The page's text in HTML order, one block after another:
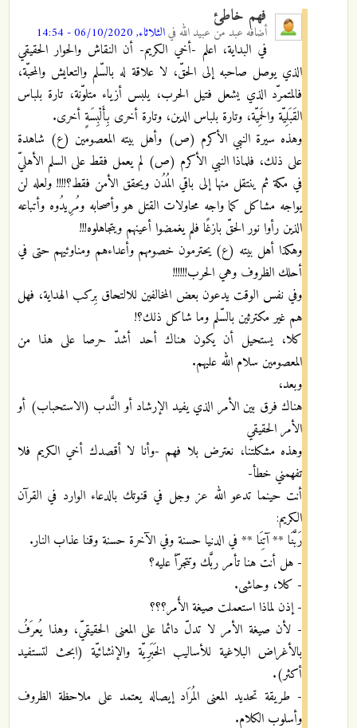
فهم خاطئ
أضافه عبد من عبيد اللهفيالثلاثاء, 06/10/2020 - 14:54
في البداية، اعلم -أخي الكريم- أن النقاش والحوار الحقيقي
الذي يوصل صاحبه إلى الحقّ، لا علاقة له بالسّلم والتعايش والمحبّة،
فالمتمرّد الذي يشعل فتيل الحرب، يلبس أزياء متلوّنة، تارة بلباس
القَبَلِيّة والحَمِيّة، وتارة بلباس الدين، وتارة أخرى بِأَلْبِسَةٍ أخرى.
وهذه سيرة النبي الأكرم (ص) وأهل بيته المعصومين (ع) شاهدة
على ذلك، فلماذا النبي الأكرم (ص) لم يعمل فقط على السلم الأهليّ
في مكة ثم ينتقل منها إلى باقي المُدُن ويحقق الأمن فقط؟!!!! ولعله لن
يواجه مشاكل كما واجه محاولات القتل هو وأصحابه ومُرِيدُوه وأتباعه
الذين رأوا نور الحقّ بازغًا فلم يغمضوا أعينهم ويتجاهلوه!!!
وهكذا أهل بيته (ع) يحترمون خصومهم وأعداءهم ومناوئيهم حتى في
أحلك الظروف وهي الحرب!!!!!!
وفي نفس الوقت يدعون بعض المخالفين للالتحاق بِركب الهداية، فهل
هم غير مكترثين بالسّلم وما شاكل ذلك؟!
كلا، يستحيل أن يكون هناك أحد أشدّ حرصا على هذا من
المعصومين سلام الله عليهم.
وبعد،
هناك فرق بين الأمر الذي يفيد الإرشاد أو النَّدب (الاستحباب) أو
الأمر الحقيقي
وهذه مشكلتنا، نعترض بلا فهم -وأنا لا أقصدك أخي الكريم فلا
تفهمني خطأ-
أنت حينما تدعو الله عز وجل في قنوتك بالدعاء الوارد في القرآن
الكريم:
رَبَّنَا ** آتِنَا ** في الدنيا حسنة وفي الآخرة حسنة وقنا عذاب النار.
- هل أنت هنا تأمر ربَّك وتتجرّأ عليه؟
- كلا، وحاشى.
- إذن لماذا استعملت صيغة الأَمر؟؟؟
- لأن صيغة الأمر لا تدلّ دائما على المعنى الحقيقيّ، وهذا يُعرَفُ
بالأغراض البلاغية للأساليب الخَبَرِيّة والإنشائيّة (ابحث لتستفيد
أكثر).
- طريقة تحديد المعنى المُرَاد إيصاله يعتمد على ملاحظة الظروف
وأسلوب الكلام.